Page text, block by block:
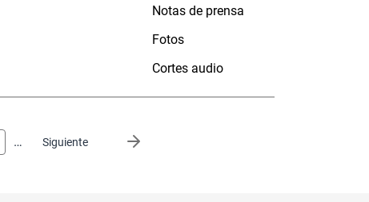
Notas de prensa
Fotos
Cortes audio
… Siguiente
Siguiente página